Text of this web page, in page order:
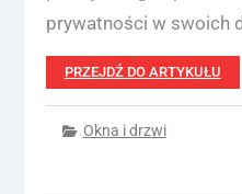
prywatności w swoich
PRZEJDŹ DO ARTYKUŁU
Okna i drzwi